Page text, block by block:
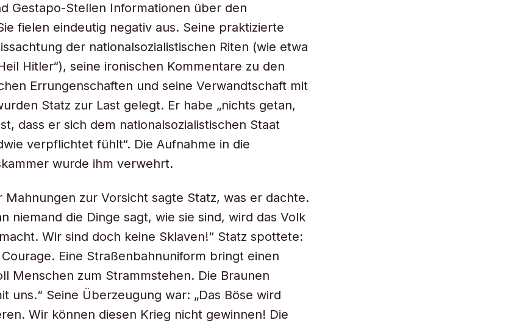
Gestapo-Stellen Informationen über den
fielen eindeutig negativ aus. Seine praktizierte
der nationalsozialistischen Riten (wie etwa
Hitler“), seine ironischen Kommentare zu den
Errungenschaften und seine Verwandtschaft mit
Statz zur Last gelegt. Er habe „nichts getan,
dass er sich dem nationalsozialistischen Staat
verpflichtet fühlt“. Die Aufnahme in die
wurde ihm verwehrt.
Mahnungen zur Vorsicht sagte Statz, was er dachte.
niemand die Dinge sagt, wie sie sind, wird das Volk
Wir sind doch keine Sklaven!“ Statz spottete:
Eine Straßenbahnuniform bringt einen
Menschen zum Strammstehen. Die Braunen
uns.“ Seine Überzeugung war: „Das Böse wird
Wir können diesen Krieg nicht gewinnen! Die